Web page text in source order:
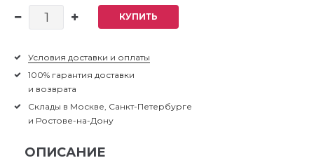
КУПИТЬ
Условия доставки и оплаты
100% гарантия доставки
и возврата
Склады в Москве, Санкт-Петербурге
и Ростове-на-Дону
ОПИСАНИЕ